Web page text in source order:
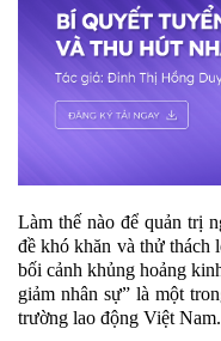
Làm thế nào để quản trị
đề khó khăn và thử thách
bối cảnh khủng hoảng
giảm nhân sự” là một
trường lao động Việt Nam.